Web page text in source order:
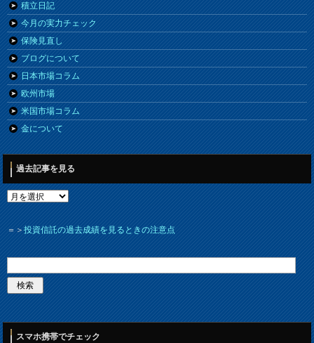
積立日記
今月の実力チェック
保険見直し
ブログについて
日本市場コラム
欧州市場
米国市場コラム
金について
過去記事を見る
＝＞投資信託の過去成績を見るときの注意点
スマホ携帯でチェック